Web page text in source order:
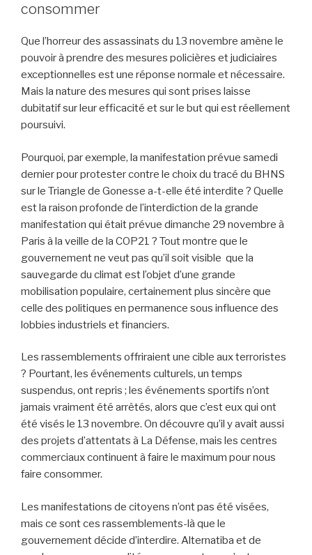
consommer
Que l’horreur des assassinats du 13 novembre amène le
pouvoir à prendre des mesures policières et judiciaires
exceptionnelles est une réponse normale et nécessaire.
Mais la nature des mesures qui sont prises laisse
dubitatif sur leur efficacité et sur le but qui est réellement
poursuivi.
Pourquoi, par exemple, la manifestation prévue samedi
dernier pour protester contre le choix du tracé du BHNS
sur le Triangle de Gonesse a-t-elle été interdite ? Quelle
est la raison profonde de l’interdiction de la grande
manifestation qui était prévue dimanche 29 novembre à
Paris à la veille de la COP21 ? Tout montre que le
gouvernement ne veut pas qu’il soit visible que la
sauvegarde du climat est l’objet d’une grande
mobilisation populaire, certainement plus sincère que
celle des politiques en permanence sous influence des
lobbies industriels et financiers.
Les rassemblements offriraient une cible aux terroristes
? Pourtant, les événements culturels, un temps
suspendus, ont repris ; les événements sportifs n’ont
jamais vraiment été arrêtés, alors que c’est eux qui ont
été visés le 13 novembre. On découvre qu’il y avait aussi
des projets d’attentats à La Défense, mais les centres
commerciaux continuent à faire le maximum pour nous
faire consommer.
Les manifestations de citoyens n’ont pas été visées,
mais ce sont ces rassemblements-là que le
gouvernement décide d’interdire. Alternatiba et de